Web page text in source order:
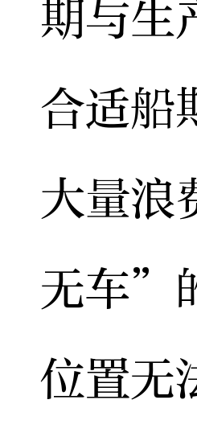
期与生
合适船
大量浪
无车”
位置无